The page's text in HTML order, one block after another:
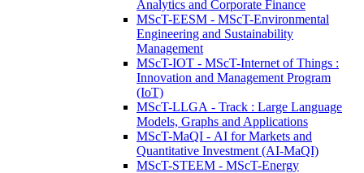
Analytics and Corporate Finance
MScT-EESM - MScT-Environmental
Engineering and Sustainability
Management
MScT-IOT - MScT-Internet of Things :
Innovation and Management Program
(IoT)
MScT-LLGA - Track : Large Language
Models, Graphs and Applications
MScT-MaQI - AI for Markets and
Quantitative Investment (AI-MaQI)
MScT-STEEM - MScT-Energy